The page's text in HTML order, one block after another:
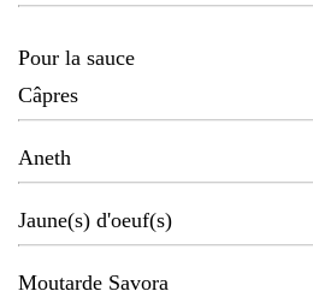
Pour la sauce
Câpres
Aneth
Jaune(s) d'oeuf(s)
Moutarde Savora